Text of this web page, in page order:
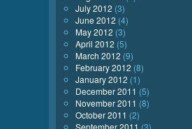
July 2012 (3)
June 2012 (4)
May 2012 (3)
April 2012 (5)
March 2012 (9)
February 2012 (8)
January 2012 (1)
December 2011 (5)
November 2011 (8)
October 2011 (2)
September 2011 (3)